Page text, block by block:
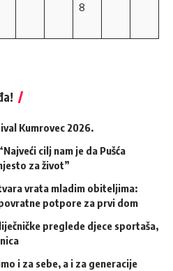
8
Kumrovec 2026.
cilj nam je da Pušća
za život”
vrata mladim obiteljima:
potpore za prvi dom
preglede djece sportaša,
i za sebe, a i za generacije